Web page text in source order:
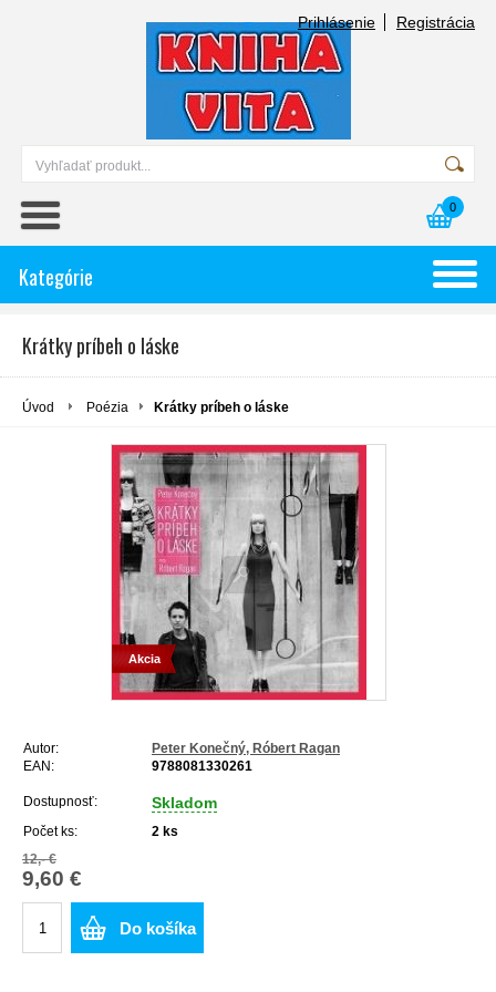
Prihlásenie Registrácia
0
Kategórie
Krátky príbeh o láske
Úvod Poézia Krátky príbeh o láske
Akcia
Autor:
Peter Konečný, Róbert Ragan
EAN:
9788081330261
Dostupnosť: Skladom
Počet ks: 2 ks
12,- €
9,60 €
Do košíka